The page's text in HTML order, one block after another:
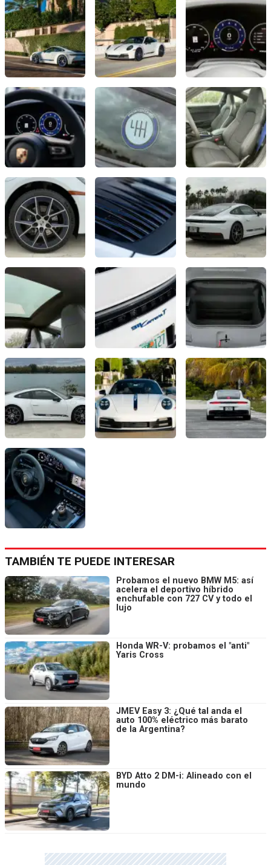
TAMBIÉN TE PUEDE INTERESAR
Probamos el nuevo BMW M5: así
acelera el deportivo híbrido
enchufable con 727 CV y todo el
lujo
Honda WR-V: probamos el "anti"
Yaris Cross
JMEV Easy 3: ¿Qué tal anda el
auto 100% eléctrico más barato
de la Argentina?
BYD Atto 2 DM-i: Alineado con el
mundo